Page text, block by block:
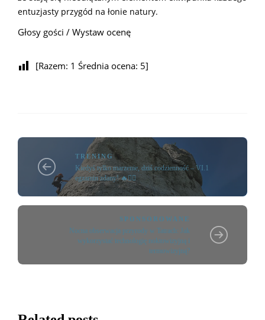
entuzjasty przygód na łonie natury.
Głosy gości / Wystaw ocenę
[Razem: 1 Średnia ocena: 5]
TRENING
Kiedyś tylko marzenie, dziś codzienność – VI.1
egzamin zdany! 🔥🧗‍♂️
SPONSOROWANE
Nocna obserwacja przyrody w Tatrach: Jak
wykorzystać technologię noktowizyjną i
termowizyjną?